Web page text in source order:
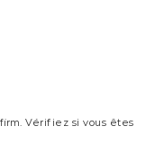
. Vérifiez si vous êtes